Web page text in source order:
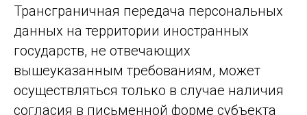
Трансграничная передача персональных
данных на территории иностранных
государств, не отвечающих
вышеуказанным требованиям, может
осуществляться только в случае наличия
согласия в письменной форме субъекта